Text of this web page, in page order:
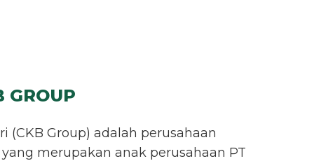
GROUP
(CKB Group) adalah perusahaan
merupakan anak perusahaan PT